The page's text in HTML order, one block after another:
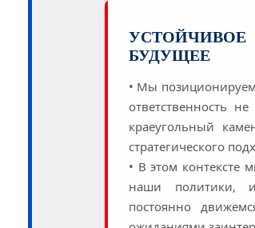
БУДУЩЕЕ
• Мы
ответственность
краеугольный
стратегического
• В этом контексте
наши политики,
постоянно